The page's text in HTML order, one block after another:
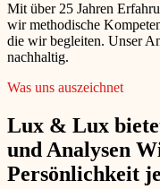
Mit über 25 Jahren
wir methodische
die wir begleiten. Unser
nachhaltig.
Was uns auszeichnet
Lux & Lux
und Analysen
Persönlichkeit